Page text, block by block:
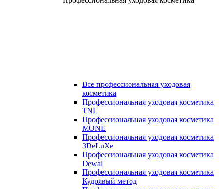
Все профессиональная уходовая
косметика
Профессиональная уходовая косметика
TNL
Профессиональная уходовая косметика
MONE
Профессиональная уходовая косметика
3DeLuXe
Профессиональная уходовая косметика
Dewal
Профессиональная уходовая косметика
Кудрявый метод